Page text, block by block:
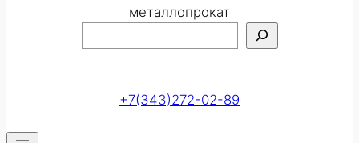
металлопрокат
+7(343)272-02-89